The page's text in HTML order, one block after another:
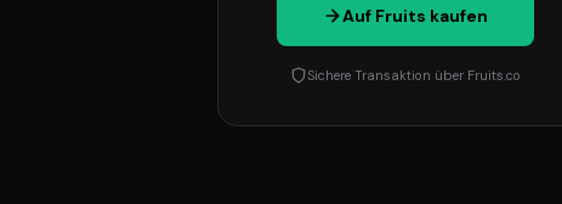
Auf Fruits kaufen
Sichere Transaktion über Fruits.co